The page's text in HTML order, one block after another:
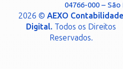
04766-000 – São
2026 ©AEXO Contabilidade
Digital. Todos os Direitos
Reservados.